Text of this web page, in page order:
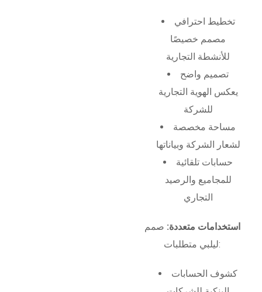
تخطيط احترافي
مصمم خصيصًا
للأنشطة التجارية
تصميم واضح
يعكس الهوية التجارية
للشركة
مساحة مخصصة
لشعار الشركة وبياناتها
حسابات تلقائية
للمجاميع والرصيد
التجاري
استخدامات متعددة: صمم
ليلبي متطلبات:
كشوف الحسابات